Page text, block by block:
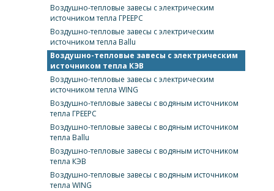
Воздушно-тепловые завесы с электрическим
источником тепла ГРЕЕРС
Воздушно-тепловые завесы с электрическим
источником тепла Ballu
Воздушно-тепловые завесы с электрическим
источником тепла КЭВ
Воздушно-тепловые завесы с электрическим
источником тепла WING
Воздушно-тепловые завесы с водяным источником
тепла ГРЕЕРС
Воздушно-тепловые завесы с водяным источником
тепла Ballu
Воздушно-тепловые завесы с водяным источником
тепла КЭВ
Воздушно-тепловые завесы с водяным источником
тепла WING